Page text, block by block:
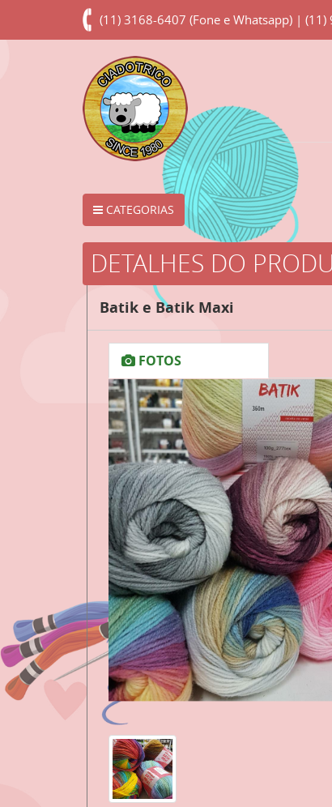
(11) 3168-6407 (Fone e Whatsapp) |
CATEGORIAS
DETALHES DO
Batik e Batik Maxi
FOTOS